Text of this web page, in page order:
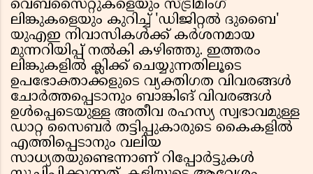
വെബ്സൈറ്റുകളെയും സ്ട്രീമിംഗ്
ലിങ്കുകളെയും കുറിച്ച് 'ഡിജിറ്റൽ ദുബൈ'
യുഎഇ നിവാസികൾക്ക് കർശനമായ
മുന്നറിയിപ്പ് നൽകി കഴിഞ്ഞു. ഇത്തരം
ലിങ്കുകളിൽ ക്ലിക്ക് ചെയ്യുന്നതിലൂടെ
ഉപഭോക്താക്കളുടെ വ്യക്തിഗത വിവരങ്ങൾ
ചോർത്തപ്പെടാനും ബാങ്കിങ് വിവരങ്ങൾ
ഉൾപ്പെടെയുള്ള അതീവ രഹസ്യ സ്വഭാവമുള്ള
ഡാറ്റ സൈബർ തട്ടിപ്പുകാരുടെ കൈകളിൽ
എത്തിപ്പെടാനും വലിയ
സാധ്യതയുണ്ടെന്നാണ് റിപ്പോർട്ടുകൾ